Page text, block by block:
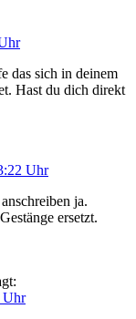
das sich in deinem
Hast du dich direkt
Uhr
ja.
ersetzt.
Uhr